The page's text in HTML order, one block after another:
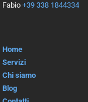
Fabio +39 338 1844334
Home
Servizi
Chi siamo
Blog